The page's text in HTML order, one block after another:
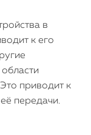
в
к его
приводит к
передачи.